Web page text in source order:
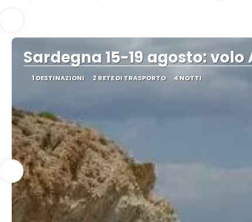
Sardegna 15-19 agosto:
1 DESTINAZIONI 2 RETE DI TRASPORTO 4 NOTTI